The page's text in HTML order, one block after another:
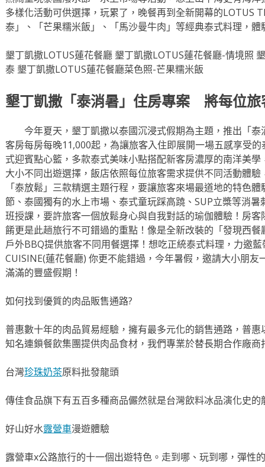
多樣化活動可供選擇，玩累了，晚餐再到全新開幕的LOTUS
泰」、「芒果糯米飯」、「馬沙曼牛肉」等經典泰式料理，
墾丁凱撒LOTUS蓮花餐廳 墾丁凱撒LOTUS蓮花餐廳-情境照
泰 墾丁凱撒LOTUS蓮花餐廳菜色照-芒果糯米飯
墾丁凱撒「泰消暑」住房專案 將每位旅
今年夏天，墾丁凱撒以泰國沉浸式假期為主題，推出「泰
客房每房每晚11,000起，為讓旅客入住即展開一場五感享受
式迎賓點心籃，多款泰式美味小點搭配新客房濃厚的南洋美
大小不同出遊選擇，飯店依照每位旅客需求提供不同活動體
「泰放鬆」三款精選主題行程，要讓旅客來場最道地的特色
節、泰國獨有的水上市場、泰式童玩踩高蹺、SUP立槳等消
班授課，要許旅客一個放鬆身心與自我對話的瑜伽體驗！房
餚更是此趟旅行不可錯過的重點！像是全新改裝的「發現西
戶外BBQ提供旅客不同用餐選擇！想吃正統泰式料理，力邀
CUISINE(蓮花餐廳) 你更不能錯過，今年暑假，邀請大小朋
滿滿的豐盛假期！
如何找到優質的肉品販售通路?
普惠數十年的肉品貿易經驗，擁有最多元化的銷售通路，普惠
知名連鎖餐飲集團提供肉品食材，我們專業於替長期合作廠商
台灣珍珠奶茶原料批發龍頭
傳佳食品旗下有五百多種商品儼然就是台灣飲料冰品演化史的
好山好水露營車漫遊體驗
露營車x公路旅行的十一個出遊特色。走到哪、玩到哪，彈性